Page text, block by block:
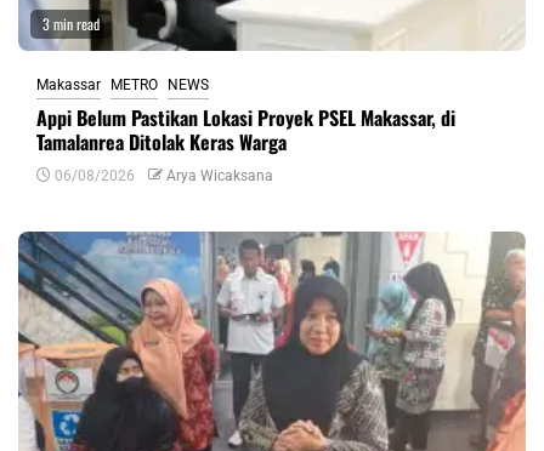
3 min read
Makassar METRO NEWS
Appi Belum Pastikan Lokasi Proyek PSEL Makassar, di
Tamalanrea Ditolak Keras Warga
06/08/2026 Arya Wicaksana